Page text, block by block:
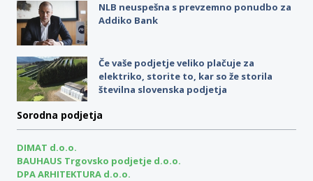
NLB neuspešna s prevzemno ponudbo za
Addiko Bank
Če vaše podjetje veliko plačuje za
elektriko, storite to, kar so že storila
številna slovenska podjetja
Sorodna podjetja
DIMAT d.o.o.
BAUHAUS Trgovsko podjetje d.o.o.
DPA ARHITEKTURA d.o.o.